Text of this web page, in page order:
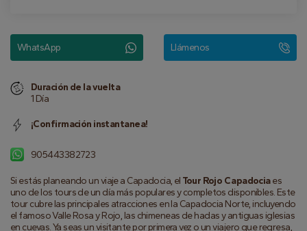
Si estás planeando un viaje a Capadocia, el Tour Rojo Capadocia es
uno de los tours de un día más populares y completos disponibles. Este
tour cubre las principales atracciones en la Capadocia Norte, incluyendo
el famoso Valle Rosa y Rojo, las chimeneas de hadas y antiguas iglesias
en cuevas. Ya seas un visitante por primera vez o un viajero que regresa,
WhatsApp Llámenos
Duración de la vuelta
1 Día
¡Confirmación instantanea!
905443382723